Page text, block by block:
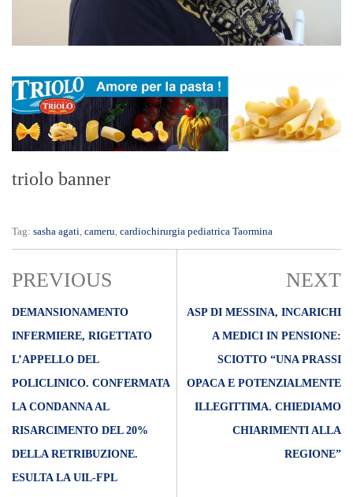
triolo banner
Tag: sasha agati cameru cardiochirurgia pediatrica Taormina
PREVIOUS
DEMANSIONAMENTO
INFERMIERE, RIGETTATO
L’APPELLO DEL
POLICLINICO. CONFERMATA
LA CONDANNA AL
RISARCIMENTO DEL 20%
DELLA RETRIBUZIONE.
ESULTA LA UIL-FPL
NEXT
ASP DI MESSINA, INCARICHI
A MEDICI IN PENSIONE:
SCIOTTO “UNA PRASSI
OPACA E POTENZIALMENTE
ILLEGITTIMA. CHIEDIAMO
CHIARIMENTI ALLA
REGIONE”